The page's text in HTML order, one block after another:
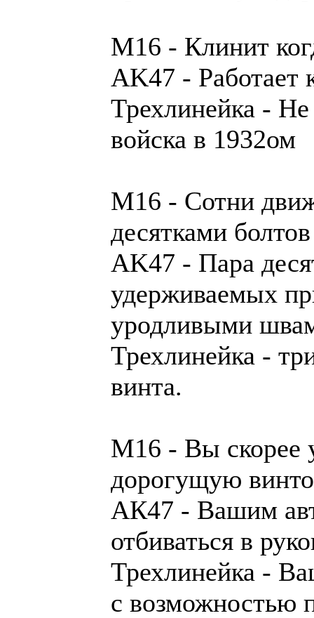
М16 - Клинит
AK47 - Работает
Трехлинейка -
войска в 1932ом
М16 - Сотни
десятками
AK47 - Пара
удерживаемых
уродливыми
Трехлинейка -
винта.
М16 - Вы скорее
дорогущую
АК47 - Вашим
отбиваться в
Трехлинейка -
с возможностью